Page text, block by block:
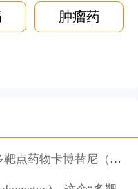
肿瘤药
Cabozantinib）为患者带来新希望